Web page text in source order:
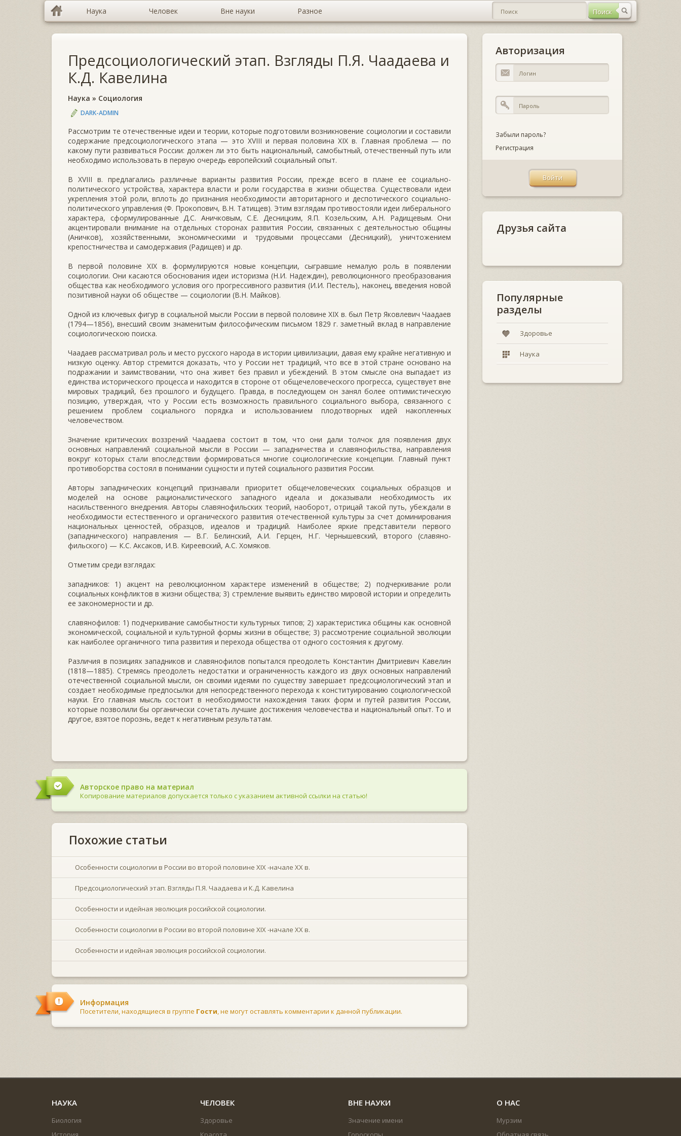
Наука Человек Вне науки Разное
Предсоциологический этап. Взгляды П.Я. Чаадаева и
К.Д. Кавелина
Наука » Социология
DARK-ADMIN
Рассмотрим те отечественные идеи и теории, которые подготовили возникновение социологии и составили
содержание предсоциологического этапа — это XVIII и пер­вая половина XIX в. Главная проблема — по
какому пути развиваться России: должен ли это быть национальный, самобытный, отечественный путь или
необходимо использовать в первую очередь европейский социальный опыт.
В XVIII в. предлагались различные варианты развития России, прежде всего в плане ее социально-
политического устройства, характера влас­ти и роли государства в жизни общества. Существовали идеи
укрепления этой роли, вплоть до признания необходимости авторитарного и деспоти­ческого социально-
политического управления (Ф. Прокопович, В.Н. Та­тищев). Этим взглядам противостояли идеи либерального
характера, сформулированные Д.С. Аничковым, С.Е. Десницким, Я.П. Козельским, А.Н. Радищевым. Они
акцентировали внимание на отдельных сторонах развития России, связанных с деятельностью общины
(Аничков), хозяй­ственными, экономическими и трудовыми процессами (Десницкий), уничтожением
крепостничества и самодержавия (Радищев) и др.
В первой половине XIX в. формулируются новые концепции, сыграв­шие немалую роль в появлении
социологии. Они касаются обоснования идеи историзма (Н.И. Надеждин), революционного преобразования
обще­ства как необходимого условия ого прогрессивного развития (И.И. Пес­тель), наконец, введения новой
позитивной науки об обществе — социоло­гии (В.Н. Майков).
Одной из ключевых фигур в социальной мысли России в первой поло­вине XIX в. был Петр Яковлевич Чаадаев
(1794—1856), внесший своим знаменитым философическим письмом 1829 г. заметный вклад в направ­ление
социологическою поиска.
Чаадаев рассматривал роль и место русского народа в истории цивилизации, давая ему крайне негативную и
низкую оценку. Автор стремится доказать, что у России нет традиций, что все в этой стране основано на
подражании и заимствовании, что она живет без правил и убеждений. В этом смысле она выпадает из
единства историческо­го процесса и находится в стороне от общечеловеческого прогресса, сущест­вует вне
мировых традиций, без прошлого и будущего. Прав­да, в последующем он занял более оптимистическую
позицию, утверждая, что у России есть возможность правильного социального выбора, связанно­го с
решением проблем социального порядка и использованием плодотвор­ных идей накопленных
человечеством.
Значение критических воззрений Чаадаева состоит в том, что они да­ли толчок для появления двух
основных направлений социальной мысли в России — западничества и славянофильства, направления
вокруг которых стали впоследствии формироваться многие социологические концепции. Главный пункт
противоборства состоял в понимании сущно­сти и путей социального развития России.
Авторы западнических концепций признавали приоритет общечеловече­ских социальных образцов и
моделей на основе рационалистического запад­ного идеала и доказывали необходимость их
насильственного внедрения. Ав­торы славянофильских теорий, наоборот, отрицай такой путь, убеждали в
необходимости естественного и органического развития отечественной куль­туры за счет доминирования
национальных ценностей, образцов, идеалов и традиций. Наиболее яркие представители первого
(западнического) направ­ления — В.Г. Белинский, А.И. Герцен, Н.Г. Чернышевский, второго (славяно­
фильского) — К.С. Аксаков, И.В. Киреевский, А.С. Хомяков.
От­метим среди взглядах:
западников: 1) акцент на революционном ха­рактере изменений в обществе; 2) подчеркивание роли
социальных конфликтов в жизни общества; 3) стремление выявить единство мировой истории и определить
ее законо­мерности и др.
славянофилов: 1) подчеркивание само­бытности культурных типов; 2) характеристика общины как основной
экономи­ческой, социальной и культурной формы жизни в обществе; 3) рассмотрение социальной эволюции
как наиболее органичного типа развития и перехода общества от одного состояния к другому.
Различия в позициях западников и славянофилов попытался преодо­леть Константин Дмитриевич Кавелин
(1818—1885). Стремясь преодолеть недостатки и ограниченность каждого из двух основных направлений
отече­ственной социальной мысли, он своими идеями по существу завершает предсоциологический этап и
создает необходимые предпосылки для непо­средственного перехода к конституированию социологической
науки. Его главная мысль состоит в необходимости нахождения таких форм и путей развития России,
которые позволили бы органически сочетать лучшие до­стижения человечества и национальный опыт. То и
другое, взятое порознь, ведет к негативным ре­зультатам.
Авторское право на материал
Копирование материалов допускается только с указанием активной ссылки на статью!
Похожие статьи
Особенности социологии в России во второй половине XIX -начале XX в.
Предсоциологический этап. Взгляды П.Я. Чаадаева и К.Д. Кавелина
Особенности и идейная эволюция российской социологии.
Особенности социологии в России во второй половине XIX -начале XX в.
Особенности и идейная эволюция российской социологии.
Информация
Посетители, находящиеся в группе Гости, не могут оставлять комментарии к данной публикации.
Авторизация
Забыли пароль?
Регистрация
Друзья сайта
Популярные
разделы
Здоровье
Наука
НАУКА
Биология
ЧЕЛОВЕК
Здоровье
ВНЕ НАУКИ
Значение имени
О НАС
Мурзим